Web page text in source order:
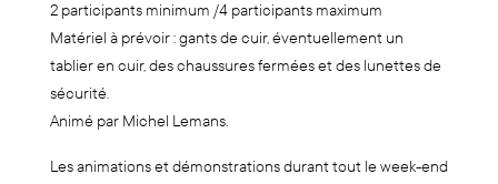
2 participants minimum /4 participants maximum
Matériel à prévoir : gants de cuir, éventuellement un
tablier en cuir, des chaussures fermées et des lunettes de
sécurité.
Animé par Michel Lemans.
Les animations et démonstrations durant tout le week-end